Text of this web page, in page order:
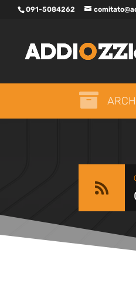
091-5084262

